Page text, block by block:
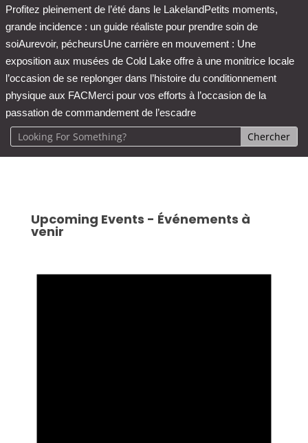
Profitez pleinement de l’été dans le LakelandPetits moments,
grande incidence : un guide réaliste pour prendre soin de
soiAurevoir, pécheursUne carrière en mouvement : Une
exposition aux musées de Cold Lake offre à une monitrice locale
l’occasion de se replonger dans l’histoire du conditionnement
physique aux FACMerci pour vos efforts à l’occasion de la
passation de commandement de l’escadre
Upcoming Events - Événements à
venir